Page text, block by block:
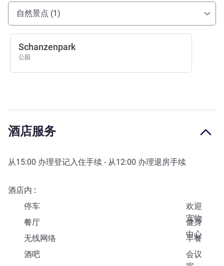
抵达和交通
自然景点 (1)
Schanzenpark
公园
酒店服务
从15:00 办理登记入住手续 - 从12:00 办理退房手续
酒店内
停车
欢迎
宠物
餐厅
健身
中心
无线网络
早餐
酒吧
会议